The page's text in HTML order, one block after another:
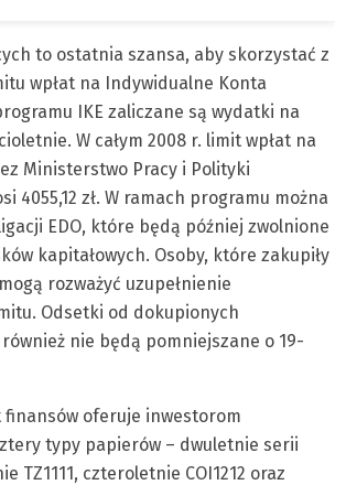
to ostatnia szansa, aby skorzystać z
wpłat na Indywidualne Konta
IKE zaliczane są wydatki na
W całym 2008 r. limit wpłat na
Ministerstwo Pracy i Polityki
4055,12 zł. W ramach programu można
EDO, które będą później zwolnione
kapitałowych. Osoby, które zakupiły
rozważyć uzupełnienie
Odsetki od dokupionych
nie będą pomniejszane o 19-
oferuje inwestorom
typy papierów – dwuletnie serii
TZ1111, czteroletnie COI1212 oraz